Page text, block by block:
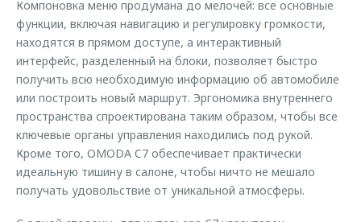
Компоновка меню продумана до мелочей: все основные
функции, включая навигацию и регулировку громкости,
находятся в прямом доступе, а интерактивный
интерфейс, разделенный на блоки, позволяет быстро
получить всю необходимую информацию об автомобиле
или построить новый маршрут. Эргономика внутреннего
пространства спроектирована таким образом, чтобы все
ключевые органы управления находились под рукой.
Кроме того, OMODA C7 обеспечивает практически
идеальную тишину в салоне, чтобы ничто не мешало
получать удовольствие от уникальной атмосферы.